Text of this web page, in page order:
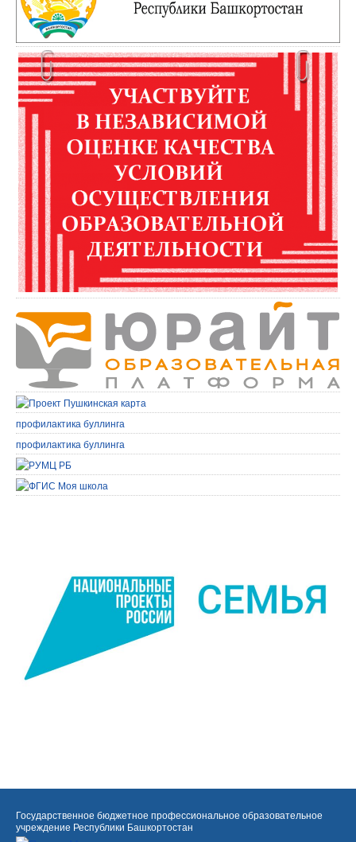
профилактика буллинга
профилактика буллинга
Государственное бюджетное профессиональное образовательное
учреждение Республики Башкортостан